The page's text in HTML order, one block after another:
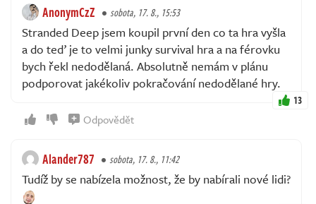
AnonymCzZ sobota, 17. 8., 15:53
Stranded Deep jsem koupil první den co ta hra vyšla
a do teď je to velmi junky survival hra a na férovku
bych řekl nedodělaná. Absolutně nemám v plánu
podporovat jakékoliv pokračování nedodělané hry.
13
Odpovědět
Alander787 sobota, 17. 8., 11:42
Tudíž by se nabízela možnost, že by nabírali nové lidi?